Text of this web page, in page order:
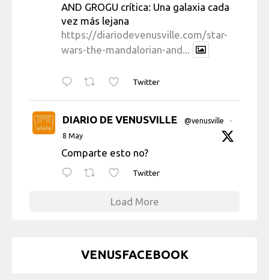
AND GROGU crítica: Una galaxia cada
vez más lejana
https://diariodevenusville.com/star-
wars-the-mandalorian-and...
Twitter
DIARIO DE VENUSVILLE @venusville
·
8 May
Comparte esto no?
Twitter
Load More
VENUSFACEBOOK